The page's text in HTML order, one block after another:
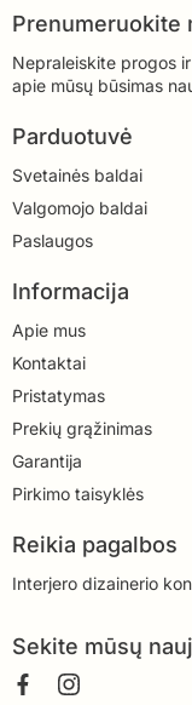
Prenumeruokite
Nepraleiskite progos
apie mūsų būsimas
Parduotuvė
Svetainės baldai
Valgomojo baldai
Paslaugos
Informacija
Apie mus
Kontaktai
Pristatymas
Prekių grąžinimas
Garantija
Pirkimo taisyklės
Reikia pagalbos
Interjero dizainerio
Sekite mūsų